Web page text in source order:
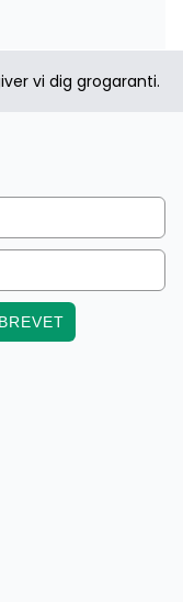
vi dig grogaranti.